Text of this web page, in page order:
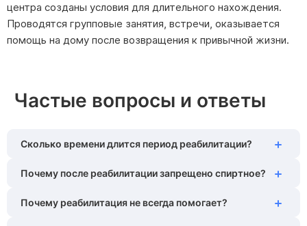
центра созданы условия для длительного нахождения.
Проводятся групповые занятия, встречи, оказывается
помощь на дому после возвращения к привычной жизни.
Частые вопросы и ответы
Сколько времени длится период реабилитации?
Продолжительность реабилитации составляет от 3
динамики сроки могут корректироваться в большую
Почему после реабилитации запрещено спиртное?
Употребление спиртных напитков после реабилитации
Почему реабилитация не всегда помогает?